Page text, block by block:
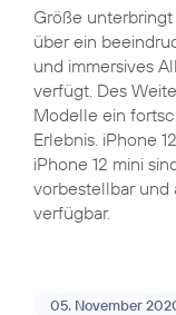
Größe
über ein
und immersives
verfügt. Des
Modelle ein
Erlebnis. iPhone
iPhone 12 mini
vorbestellbar und
verfügbar.
05. November